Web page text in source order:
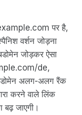
पर है,
वर्शन जोड़ना
जोड़कर ऐसा
de,
अलग-अलग रैंक
करने वाले लिंक
बढ़ जाएगी।